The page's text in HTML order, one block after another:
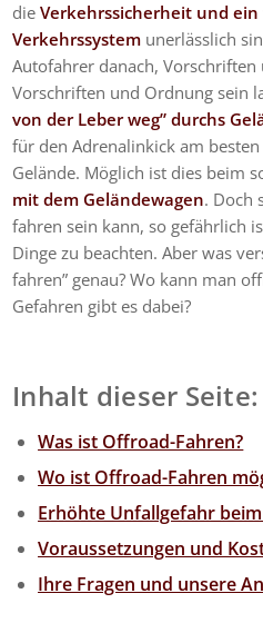
dieVerkehrssicherheit und
Verkehrssystem unerlässlich
Autofahrer danach,
Vorschriften und Ordnung sein
von der Leber weg” durchs
für den Adrenalinkick am
Gelände. Möglich ist dies beim
mit dem Geländewagen. Doch
fahren sein kann, so gefährlich
Dinge zu beachten. Aber was
fahren” genau? Wo kann man
Gefahren gibt es dabei?
Inhalt dieser Seite:
Was ist Offroad-Fahren?
Wo ist Offroad-Fahren
Erhöhte Unfallgefahr
Voraussetzungen und
Ihre Fragen und unsere